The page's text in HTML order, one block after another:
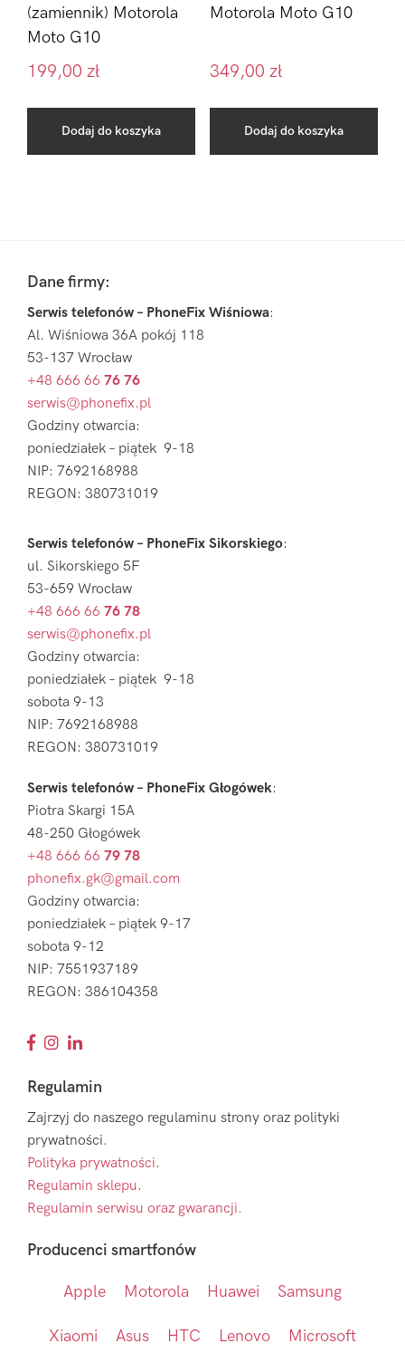
(zamiennik) Motorola
Moto G10
199,00 zł
Dodaj do koszyka
Motorola Moto G10
349,00 zł
Dodaj do koszyka
Sidebar
FooterDane firmy:
Serwis telefonów – PhoneFix Wiśniowa:
Al. Wiśniowa 36A pokój 118
53-137 Wrocław
+48 666 66 76 76
serwis@phonefix.pl
Godziny otwarcia:
poniedziałek – piątek 9-18
NIP: 7692168988
REGON: 380731019
Serwis telefonów – PhoneFix Sikorskiego:
ul. Sikorskiego 5F
53-659 Wrocław
+48 666 66 76 78
serwis@phonefix.pl
Godziny otwarcia:
poniedziałek – piątek 9-18
sobota 9-13
NIP: 7692168988
REGON: 380731019
Serwis telefonów – PhoneFix Głogówek:
Piotra Skargi 15A
48-250 Głogówek
+48 666 66 79 78
phonefix.gk@gmail.com
Godziny otwarcia:
poniedziałek – piątek 9-17
sobota 9-12
NIP: 7551937189
REGON: 386104358
Regulamin
Zajrzyj do naszego regulaminu strony oraz polityki
prywatności.
Polityka prywatności.
Regulamin sklepu.
Regulamin serwisu oraz gwarancji.
Producenci smartfonów
Apple Motorola Huawei Samsung
Xiaomi Asus HTC Lenovo Microsoft